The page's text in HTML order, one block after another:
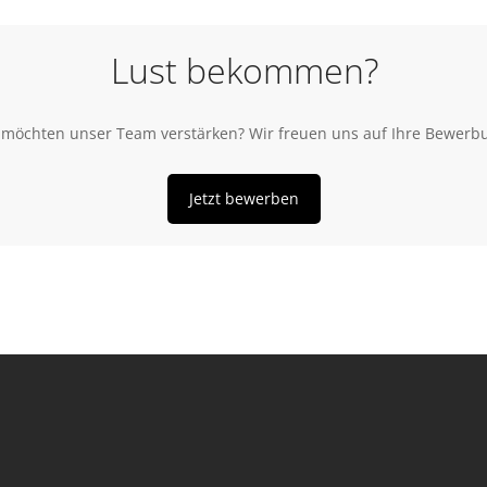
Lust bekommen?
unser Team verstärken? Wir freuen uns auf Ihre
Jetzt bewerben